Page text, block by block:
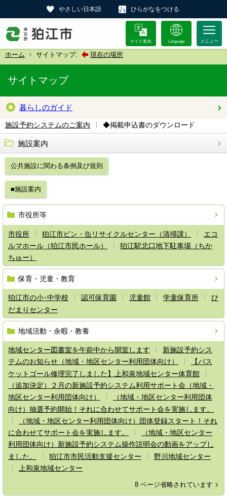
やさしい日本語 ひらがなをつける
サイズ 配色 Language
ホーム サイトマップ: 現在の場所
サイトマップ
暮らしのガイド
施設予約システムのご案内 ◆掲載申込書のダウンロード
施設案内
公共施設に関わる条例及び規則
■施設案内
市役所等
市役所 狛江市ビン・缶リサイクルセンター（清掃課）
エコ
ルマホール（狛江市民ホール）
狛江駅北口地下駐車場（ちか
ちゅー）
保育・児童・教育
狛江市の小･中学校 認可保育園 児童館 学童保育所
ひ
だまりセンター
地域活動・余暇・教養
地域センター図書室を午前中から開室します
新施設予約シス
テムのお知らせ（地域・地区センター利用団体向け）
【バス
ケットゴール修理完了しました】上和泉地域センター体育館
（追加決定）２月の新施設予約システム利用サポート会（地域・
地区センター利用団体向け）
（地域・地区センター利用団体
向け）抽選予約開始！それに合わせてサポート会を実施します。
（地域・地区センター利用団体向け）団体登録スタート！それ
に合わせてサポート会を実施します。
（地域・地区センター
利用団体向け）新施設予約システム操作説明会の動画をアップし
ました。
狛江市市民活動支援センター
野川地域センター
上和泉地域センター
8 ページ省略されています